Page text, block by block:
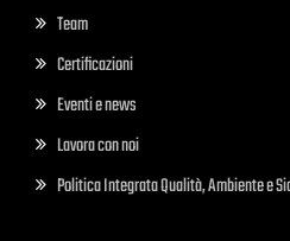
Team
Certificazioni
Eventi e news
Lavora con noi
Politica Integrata Qualità, Ambiente e